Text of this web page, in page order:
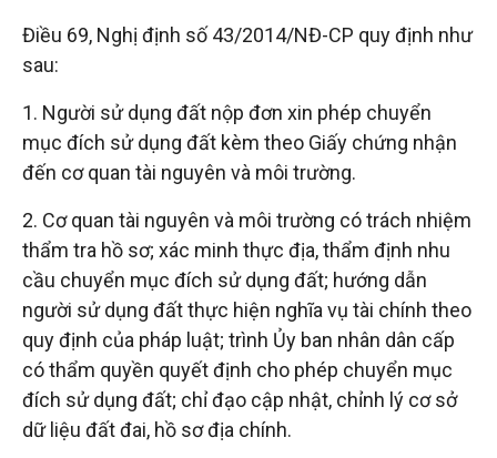
Điều 69, Nghị định số 43/2014/NĐ-CP quy định như
sau:
1. Người sử dụng đất nộp đơn xin phép chuyển
mục đích sử dụng đất kèm theo Giấy chứng nhận
đến cơ quan tài nguyên và môi trường.
2. Cơ quan tài nguyên và môi trường có trách nhiệm
thẩm tra hồ sơ; xác minh thực địa, thẩm định nhu
cầu chuyển mục đích sử dụng đất; hướng dẫn
người sử dụng đất thực hiện nghĩa vụ tài chính theo
quy định của pháp luật; trình Ủy ban nhân dân cấp
có thẩm quyền quyết định cho phép chuyển mục
đích sử dụng đất; chỉ đạo cập nhật, chỉnh lý cơ sở
dữ liệu đất đai, hồ sơ địa chính.